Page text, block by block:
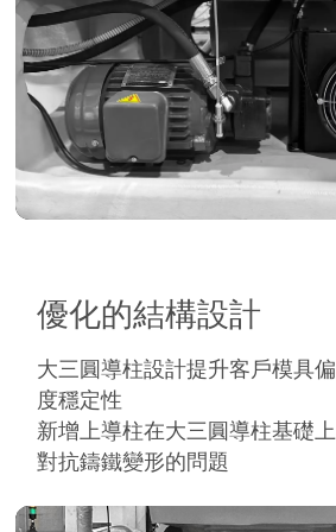
優化的結構設計
大三圓導柱設計提升客戶模具
度穩定性
新增上導柱在大三圓導柱基礎
對抗鑄鐵變形的問題